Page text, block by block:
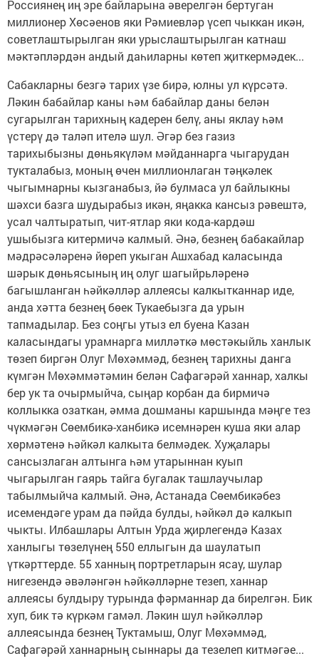
Россиянең иң эре байларына әверелгән бертуган
миллионер Хөсәенов яки Рәмиевләр үсеп чыккан икән,
советлаштырылган яки урыслаштырылган катнаш
мәктәпләрдән андый даһиларны көтеп җиткермәдек...
Сабакларны безгә тарих үзе бирә, юлны ул күрсәтә.
Ләкин бабайлар каны һәм бабайлар даны белән
сугарылган тарихның кадерен белү, аны яклау һәм
үстерү дә таләп ителә шул. Әгәр без газиз
тарихыбызны дөньякүләм мәйданнарга чыгарудан
тукталабыз, моның өчен миллионлаган тәңкәлек
чыгымнарны кызганабыз, йә булмаса ул байлыкны
шәхси базга шудырабыз икән, яңакка кансыз рәвештә,
усал чалтыратып, чит-ятлар яки кода-кардәш
ушыбызга китермичә калмый. Әнә, безнең бабакайлар
мәдрәсәләренә йөреп укыган Ашхабад каласында
шәрык дөньясының иң олуг шагыйрьләренә
багышланган һәйкәлләр аллеясы калкытканнар иде,
анда хәтта безнең бөек Тукаебызга да урын
тапмадылар. Без соңгы утыз ел буена Казан
каласындагы урамнарга милләткә мөстәкыйль ханлык
төзеп биргән Олуг Мөхәммәд, безнең тарихны данга
күмгән Мөхәммәтәмин белән Сафагәрәй ханнар, халкы
бер ук та очырмыйча, сыңар корбан да бирмичә
коллыкка озаткан, әмма дошманы каршында мәңге тез
чүкмәгән Сөембикә-ханбикә исемнәрен куша яки алар
хөрмәтенә һәйкәл калкыта белмәдек. Хуҗалары
сансызлаган алтынга һәм утарыннан куып
чыгарылган гаярь тайга бугалак ташлаучылар
табылмыйча калмый. Әнә, Астанада Сөембикәбез
исемендәге урам да пәйда булды, һәйкәл дә калкып
чыкты. Илбашлары Алтын Урда җирлегендә Казах
ханлыгы төзелүнең 550 еллыгын да шаулатып
үткәрттерде. 55 ханның портретларын ясау, шулар
нигезендә әвәләнгән һәйкәлләрне тезеп, ханнар
аллеясы булдыру турында фәрманнар да бирелгән. Бик
хуп, бик тә күркәм гамәл. Ләкин шул һәйкәлләр
аллеясында безнең Туктамыш, Олуг Мөхәммәд,
Сафагәрәй ханнарның сыннары да тезелеп китмәгәе...